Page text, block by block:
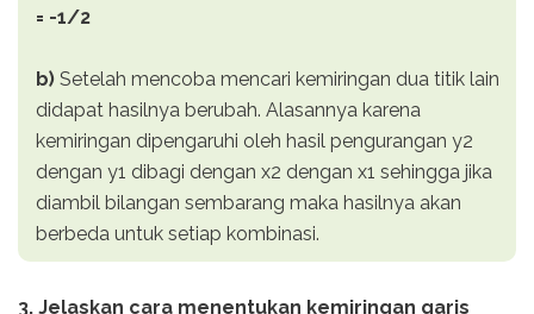
= -1/2
b) Setelah mencoba mencari kemiringan dua titik lain
didapat hasilnya berubah. Alasannya karena
kemiringan dipengaruhi oleh hasil pengurangan y2
dengan y1 dibagi dengan x2 dengan x1 sehingga jika
diambil bilangan sembarang maka hasilnya akan
berbeda untuk setiap kombinasi.
3. Jelaskan cara menentukan kemiringan garis